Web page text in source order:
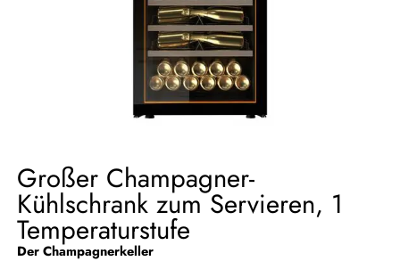
Großer Champagner-
Kühlschrank zum Servieren, 1
Temperaturstufe
Der Champagnerkeller